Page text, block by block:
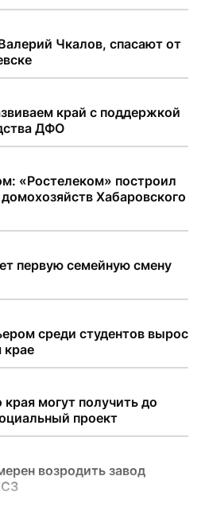
Чкалов, спасают от
край с поддержкой
ДФО
«Ростелеком» построил
Хабаровского
первую семейную смену
среди студентов вырос
крае
могут получить до
проект
возродить завод